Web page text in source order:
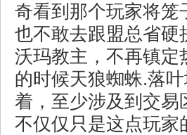
奇看到那个玩家将笼
也不敢去跟盟总省硬
沃玛教主，不再镇定
的时候天狼蜘蛛.落
着，至少涉及到交易
不仅仅只是这点玩家